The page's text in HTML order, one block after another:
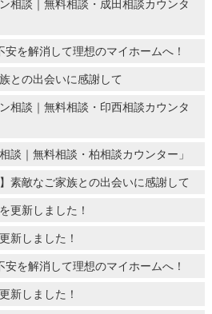
相談｜無料相談・成田相談カウンタ
を解消して理想のマイホームへ！
との出会いに感謝して
相談｜無料相談・印西相談カウンタ
談｜無料相談・柏相談カウンター」
素敵なご家族との出会いに感謝して
更新しました！
新しました！
を解消して理想のマイホームへ！
新しました！